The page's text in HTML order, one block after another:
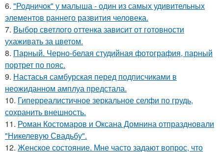
6. "Родничок" у малыша - один из самых удивительных
элементов раннего развития человека.
7. Выбор светлого оттенка зависит от готовности
ухаживать за цветом.
8. Парный. Черно-белая студийная фотография, парный
портрет по пояс.
9. Настасья самбурская перед подписчиками в
неожиданном амплуа предстала.
10. Гиперреалистичное зеркальное селфи по грудь,
сохранить внешность.
11. Роман Костомаров и Оксана Домнина отпраздновали
"Никелевую Свадьбу".
12. Женское состояние. Мне часто задают вопрос, что